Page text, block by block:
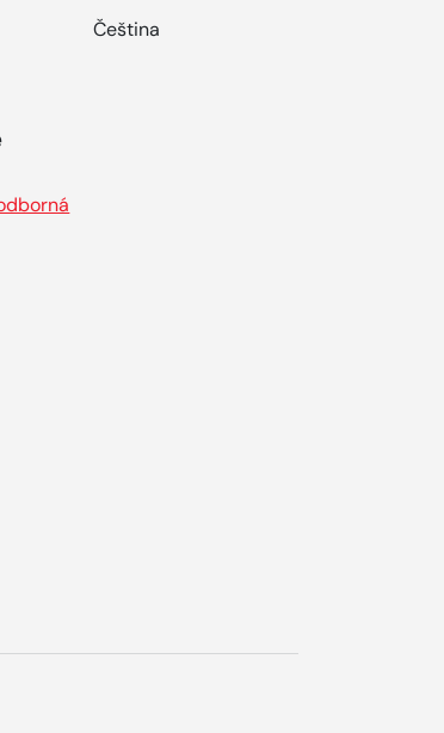
Čeština